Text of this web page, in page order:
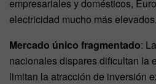
empresariales y domésticos,
electricidad mucho más elevados.
Mercado único fragmentado:
nacionales dispares dificultan la
limitan la atracción de inversión